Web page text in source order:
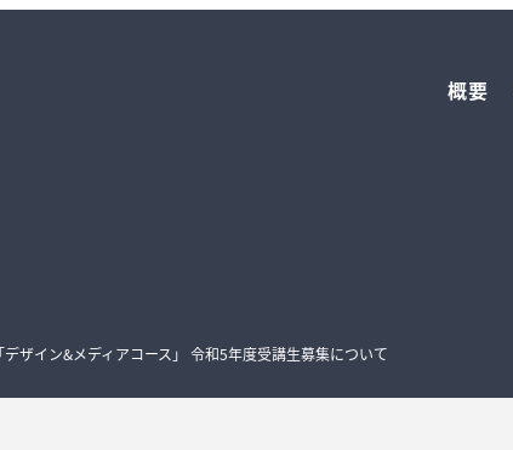
概要
ザイン&メディアコース」 令和5年度受講生募集について